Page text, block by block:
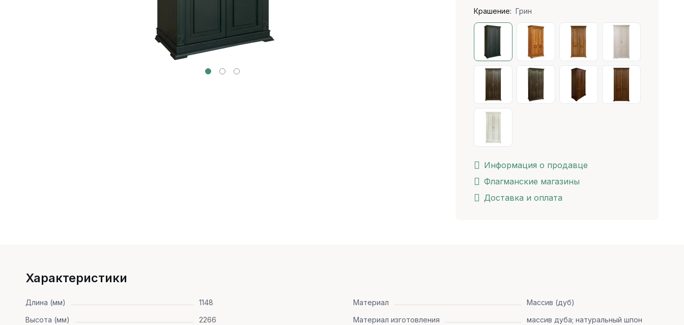
Крашение: Грин
Информация о продавце
Флагманские магазины
Доставка и оплата
Характеристики
Длина (мм)
1148
Высота (мм)
2266
Материал
Массив (дуб)
Материал изготовления
массив дуба; натуральный шпон